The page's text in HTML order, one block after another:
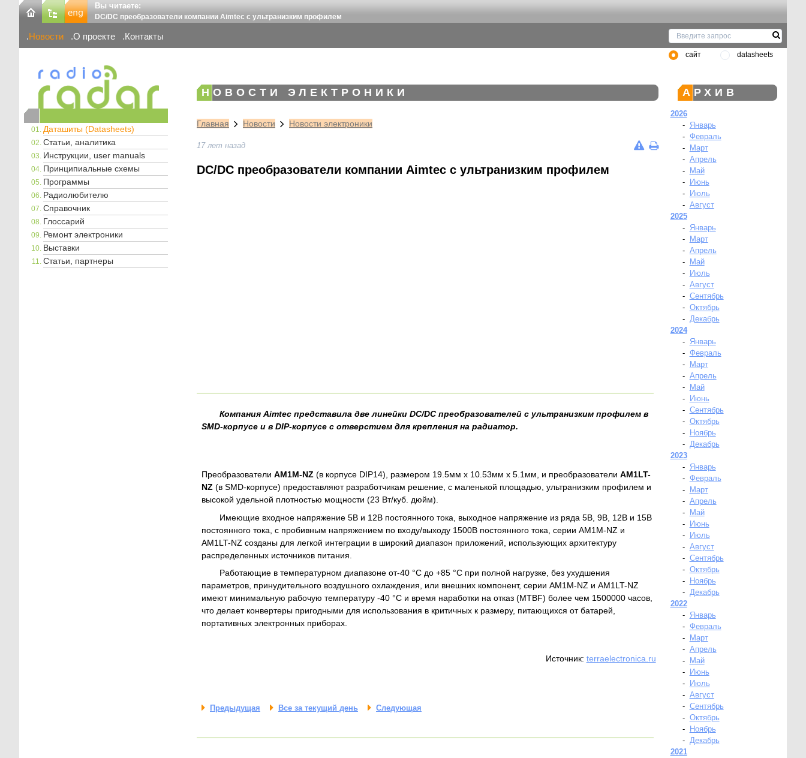
Вы читаете:
DC/DC преобразователи компании Aimtec с ультранизким профилем
Новости О проекте Контакты
сайт datasheets
Даташиты (Datasheets)
Статьи, аналитика
Инструкции, user manuals
Принципиальные схемы
Программы
Радиолюбителю
Справочник
Глоссарий
Ремонт электроники
Выставки
Статьи, партнеры
НОВОСТИ ЭЛЕКТРОНИКИ
Главная Новости Новости электроники
17 лет назад
DC/DC преобразователи компании Aimtec с ультранизким профилем
Компания Aimtec представила две линейки DC/DC преобразователей с ультранизким профилем в
SMD-корпусе и в DIP-корпусе с отверстием для крепления на радиатор.
Преобразователи AM1M-NZ (в корпусе DIP14), размером 19.5мм x 10.53мм x 5.1мм, и преобразователи AM1LT-
NZ (в SMD-корпусе) предоставляют разработчикам решение, с маленькой площадью, ультранизким профилем и
высокой удельной плотностью мощности (23 Вт/куб. дюйм).
Имеющие входное напряжение 5В и 12В постоянного тока, выходное напряжение из ряда 5В, 9В, 12В и 15В
постоянного тока, с пробивным напряжением по входу/выходу 1500В постоянного тока, серии AM1M-NZ и
AM1LT-NZ созданы для легкой интеграции в широкий диапазон приложений, использующих архитектуру
распределенных источников питания.
Работающие в температурном диапазоне от-40 °C до +85 °C при полной нагрузке, без ухудшения
параметров, принудительного воздушного охлаждения, или внешних компонент, серии AM1M-NZ и AM1LT-NZ
имеют минимальную рабочую температуру -40 °C и время наработки на отказ (MTBF) более чем 1500000 часов,
что делает конвертеры пригодными для использования в критичных к размеру, питающихся от батарей,
портативных электронных приборах.
Источник: terraelectronica.ru
Предыдущая Все за текущий день Следующая
АРХИВ
2026
-
Январь
- Февраль
-
Март
- Апрель
-
Май
-
Июнь
-
Июль
- Август
2025
-
Январь
-
Март
- Апрель
-
Май
-
Июль
- Август
- Сентябрь
- Октябрь
- Декабрь
2024
-
Январь
- Февраль
-
Март
- Апрель
-
Май
-
Июнь
- Сентябрь
- Октябрь
-
Ноябрь
- Декабрь
2023
-
Январь
- Февраль
-
Март
- Апрель
-
Май
-
Июнь
-
Июль
- Август
- Сентябрь
- Октябрь
-
Ноябрь
- Декабрь
2022
-
Январь
- Февраль
-
Март
- Апрель
-
Май
-
Июнь
-
Июль
- Август
- Сентябрь
- Октябрь
-
Ноябрь
- Декабрь
2021